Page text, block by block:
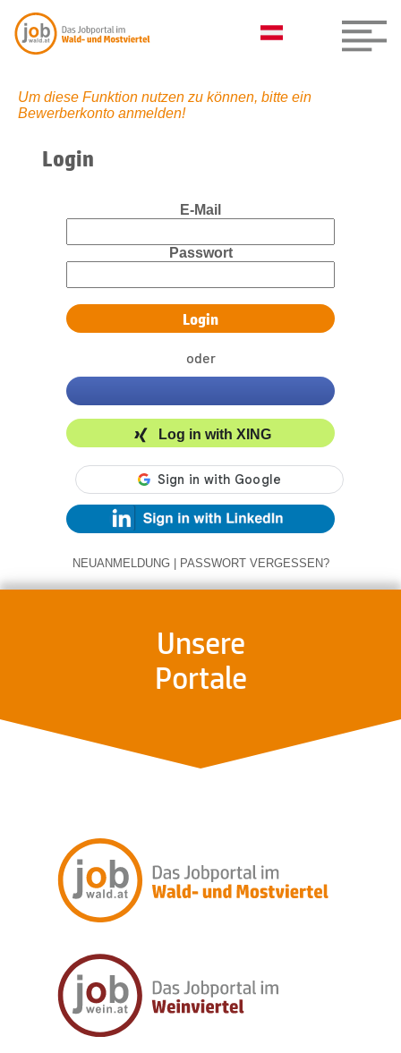
Um diese Funktion nutzen zu können, bitte ein
Bewerberkonto anmelden!
Login
E-Mail
Passwort
oder
Log in with XING
NEUANMELDUNG | PASSWORT VERGESSEN?
Unsere
Portale